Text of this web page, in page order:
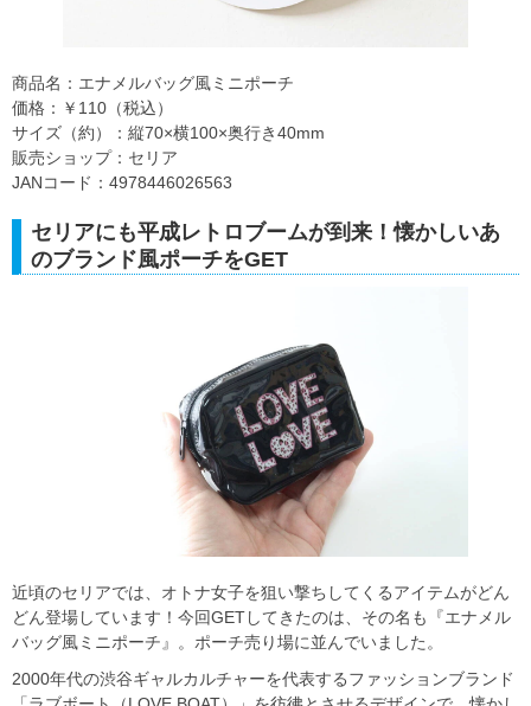
商品名：エナメルバッグ風ミニポーチ
価格：￥110（税込）
サイズ（約）：縦70×横100×奥行き40mm
販売ショップ：セリア
JANコード：4978446026563
セリアにも平成レトロブームが到来！懐かしいあ
のブランド風ポーチをGET
近頃のセリアでは、オトナ女子を狙い撃ちしてくるアイテムがどん
どん登場しています！今回GETしてきたのは、その名も『エナメル
バッグ風ミニポーチ』。ポーチ売り場に並んでいました。
2000年代の渋谷ギャルカルチャーを代表するファッションブランド